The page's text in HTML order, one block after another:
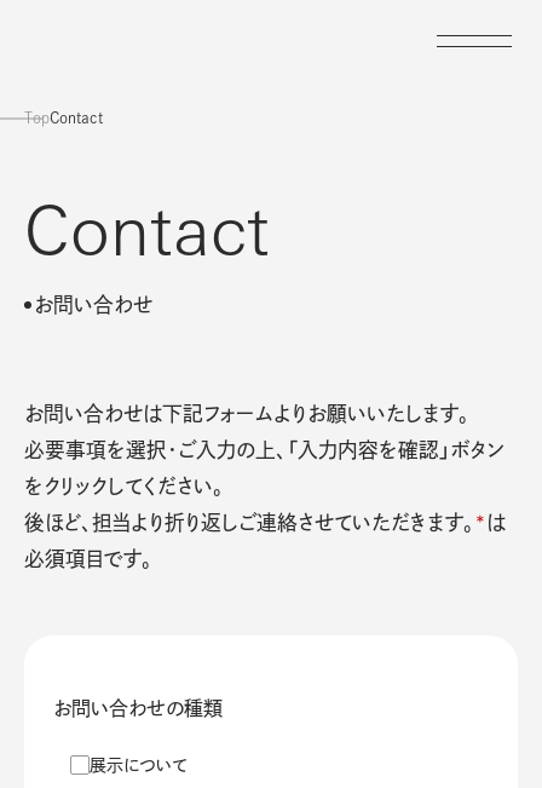
Contact
お問い合わせ
TopContact
お問い合わせは下記フォームよりお願いいたします。
必要事項を選択・ご入力の上、「入力内容を確認」ボタン
をクリックしてください。
後ほど、担当より折り返しご連絡させていただきます。 * は
必須項目です。
お問い合わせの種類
展示について